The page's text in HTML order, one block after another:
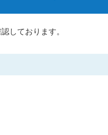
しております。